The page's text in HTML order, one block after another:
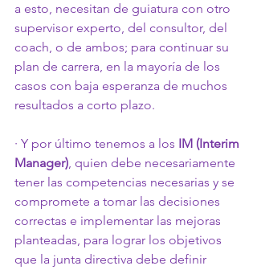
a esto, necesitan de guiatura con otro
supervisor experto, del consultor, del
coach, o de ambos; para continuar su
plan de carrera, en la mayoría de los
casos con baja esperanza de muchos
resultados a corto plazo.
· Y por último tenemos a los IM (Interim
Manager), quien debe necesariamente
tener las competencias necesarias y se
compromete a tomar las decisiones
correctas e implementar las mejoras
planteadas, para lograr los objetivos
que la junta directiva debe definir